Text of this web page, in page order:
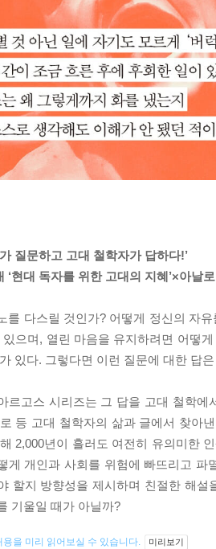
질문하고 고대 철학자가 답하다!’
‘현대 독자를 위한 고대의 지혜’×아날
를 다스릴 것인가? 어떻게 정신의 자
있으며, 열린 마음을 유지하려면 어떻
있다. 그렇다면 이런 질문에 대한 답
르고스 시리즈는 그 답을 고대 철학
등 고대 철학자의 삶과 글에서 찾아
2,000년이 흘러도 여전히 유의미한
게 개인과 사회를 위험에 빠뜨리고
할지 방향성을 제시하며 친절한 해
기울일 때가 아닐까?
용을 미리 읽어보실 수 있습니다. 미리보기